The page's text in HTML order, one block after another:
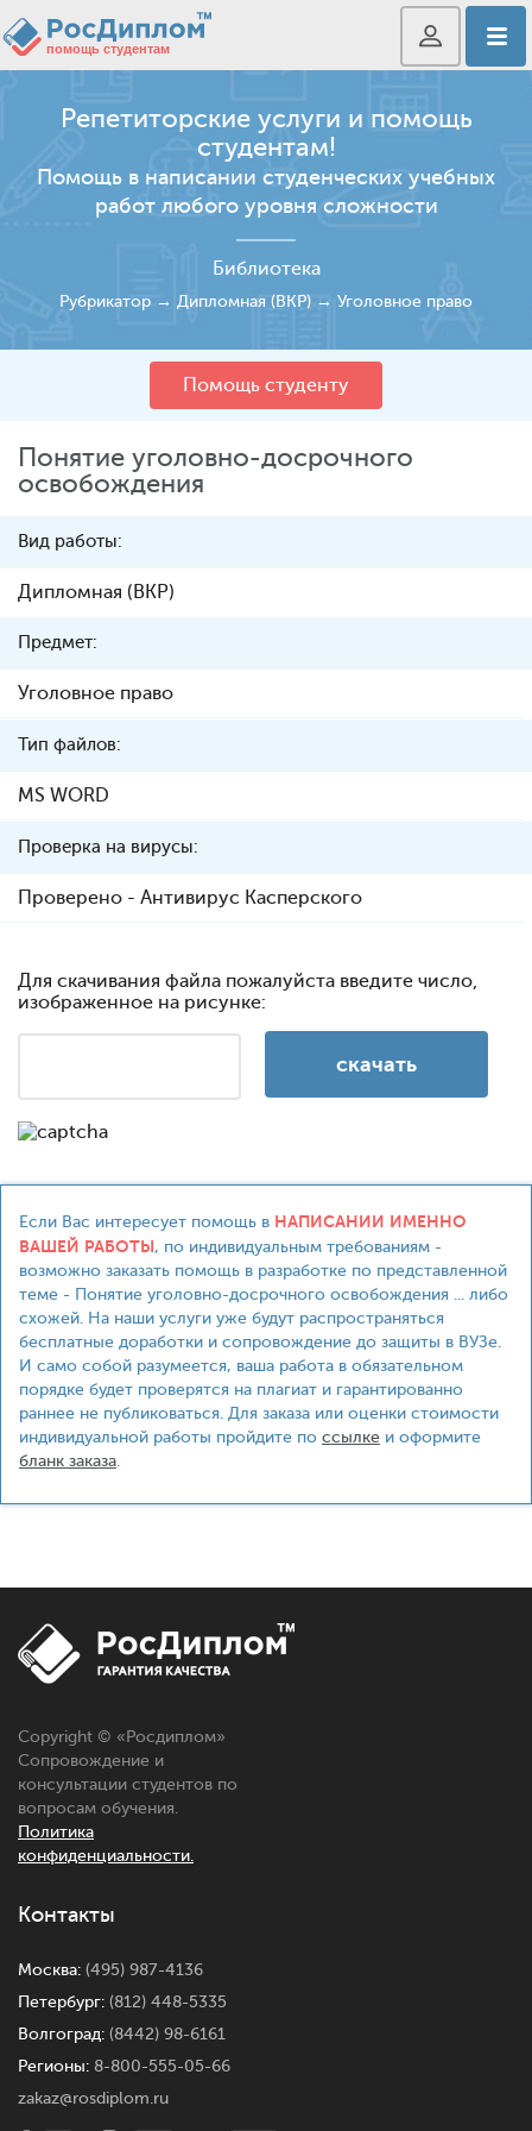
Репетиторские услуги и помощь
студентам!
Помощь в написании студенческих учебных
работ любого уровня сложности
Библиотека
Рубрикатор → Дипломная (ВКР) → Уголовное право
Помощь студенту
Понятие уголовно-досрочного
освобождения
Вид работы:
Дипломная (ВКР)
Предмет:
Уголовное право
Тип файлов:
MS WORD
Проверка на вирусы:
Проверено - Антивирус Касперского
Для скачивания файла пожалуйста введите число,
изображенное на рисунке:
Если Вас интересует помощь в НАПИСАНИИ ИМЕННО
ВАШЕЙ РАБОТЫ, по индивидуальным требованиям -
возможно заказать помощь в разработке по представленной
теме - Понятие уголовно-досрочного освобождения ... либо
схожей. На наши услуги уже будут распространяться
бесплатные доработки и сопровождение до защиты в ВУЗе.
И само собой разумеется, ваша работа в обязательном
порядке будет проверятся на плагиат и гарантированно
раннее не публиковаться. Для заказа или оценки стоимости
индивидуальной работы пройдите по ссылке и оформите
бланк заказа
Copyright © «Росдиплом»
Сопровождение и
консультации студентов по
вопросам обучения.
Политика
конфиденциальности.
Контакты
Москва: (495) 987-4136
Петербург: (812) 448-5335
Волгоград: (8442) 98-6161
Регионы: 8-800-555-05-66
zakaz@rosdiplom.ru